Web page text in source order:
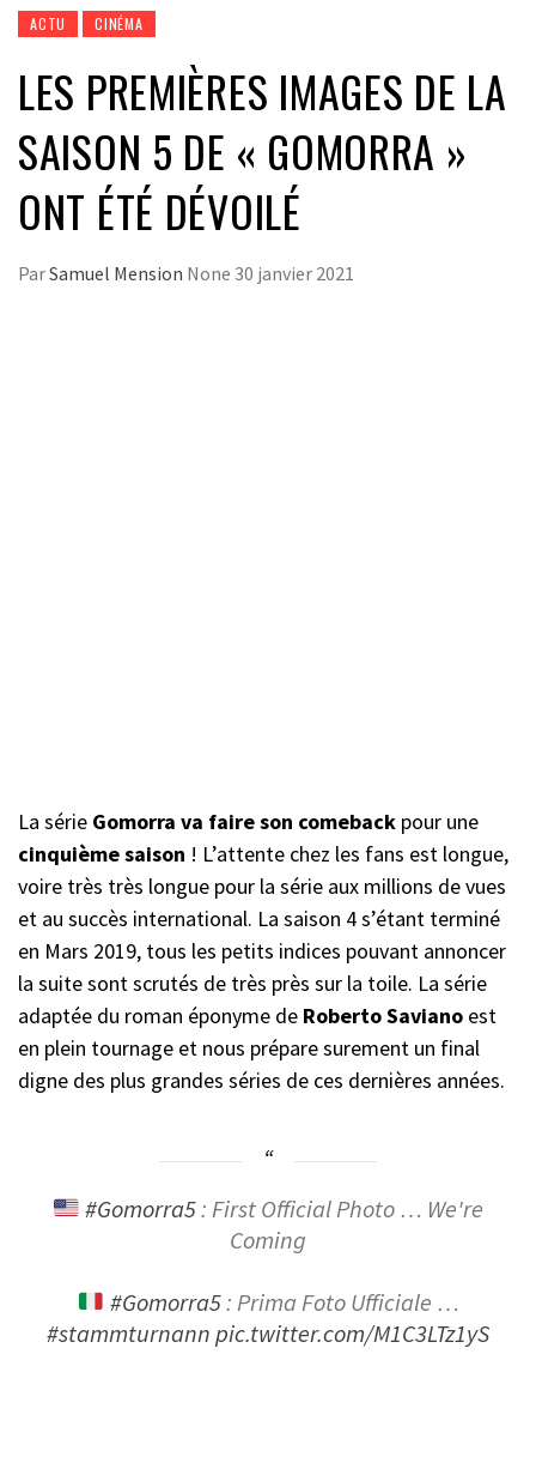
ACTU CINÉMA
LES PREMIÈRES IMAGES DE LA
SAISON 5 DE « GOMORRA »
ONT ÉTÉ DÉVOILÉ
ParSamuel Mension None 30 janvier 2021
La série Gomorra va faire son comeback pour une
cinquième saison ! L’attente chez les fans est longue,
voire très très longue pour la série aux millions de vues
et au succès international. La saison 4 s’étant terminé
en Mars 2019, tous les petits indices pouvant annoncer
la suite sont scrutés de très près sur la toile. La série
adaptée du roman éponyme de Roberto Saviano est
en plein tournage et nous prépare surement un final
digne des plus grandes séries de ces dernières années.
#Gomorra5: First Official Photo … We're
Coming
#Gomorra5: Prima Foto Ufficiale …
#stammturnannpic.twitter.com/M1C3LTz1yS